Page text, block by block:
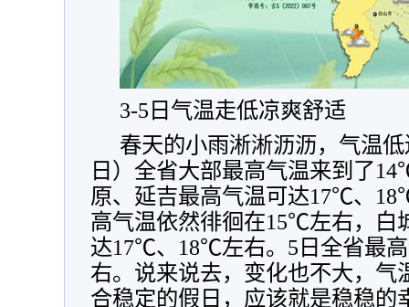
3-5日气温走低凉爽舒适
春天的小雨淅淅沥沥，气温
日）全省大部最高气温来到了
原、延吉最高气温可达17℃、
高气温依然徘徊在15℃左右，白
达17℃、18℃左右。5日全省最
右。说来说去，变化也不大，气
合稳定的假日，应该就是稳稳的